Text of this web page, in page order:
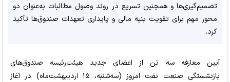
تصمیم‌گیری‌ها و همچنین تسریع در روند وصول مطالبات به‌عنوان دو
محور مهم برای تقویت بنیه مالی و پایداری تعهدات صندوق‌ها تأکید
کرد.
آیین معارفه سه تن از اعضای جدید هیئت‌رئیسه صندوق‌های
بازنشستگی صنعت نفت امروز (سه‌شنبه، ۱۵ اردیبهشت‌ماه) در آغاز